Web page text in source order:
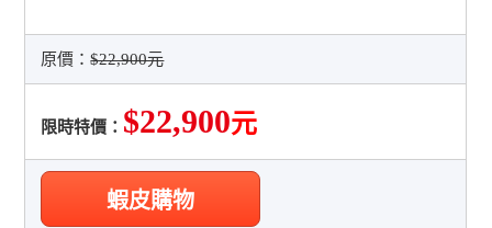
原價：$22,900元
限時特價： $22,900元
蝦皮購物